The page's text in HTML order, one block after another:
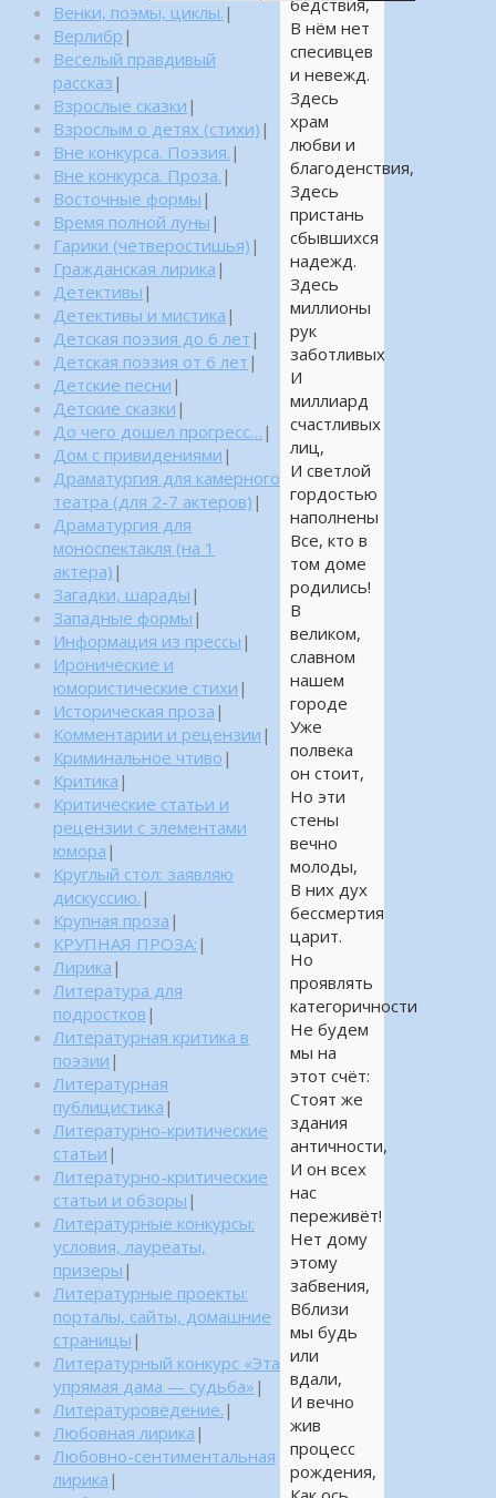
бедствия,
В нём нет
спесивцев
и невежд.
Здесь
храм
любви и
благоденствия,
Здесь
пристань
сбывшихся
надежд.
Здесь
миллионы
рук
заботливых
И
миллиард
счастливых
лиц,
И светлой
гордостью
наполнены
Все, кто в
том доме
родились!
В
великом,
славном
нашем
городе
Уже
полвека
он стоит,
Но эти
стены
вечно
молоды,
В них дух
бессмертия
царит.
Но
проявлять
категоричности
Не будем
мы на
этот счёт:
Стоят же
здания
античности,
И он всех
нас
переживёт!
Нет дому
этому
забвения,
Вблизи
мы будь
или
вдали,
И вечно
жив
процесс
рождения,
Венки, поэмы, циклы. |
Верлибр |
Веселый правдивый
рассказ |
Взрослые сказки |
Взрослым о детях (стихи) |
Вне конкурса. Поэзия. |
Вне конкурса. Проза. |
Восточные формы |
Время полной луны |
Гарики (четверостишья) |
Гражданская лирика |
Детективы |
Детективы и мистика |
Детская поэзия до 6 лет |
Детская поэзия от 6 лет |
Детские песни |
Детские сказки |
До чего дошел прогресс… |
Дом с привидениями |
Драматургия для камерного
театра (для 2-7 актеров) |
Драматургия для
моноспектакля (на 1
актера) |
Загадки, шарады |
Западные формы |
Информация из прессы |
Иронические и
юмористические стихи |
Историческая проза |
Комментарии и рецензии |
Криминальное чтиво |
Критика |
Критические статьи и
рецензии с элементами
юмора |
Круглый стол: заявляю
дискуссию. |
Крупная проза |
КРУПНАЯ ПРОЗА: |
Лирика |
Литература для
подростков |
Литературная критика в
поэзии |
Литературная
публицистика |
Литературно-критические
статьи |
Литературно-критические
статьи и обзоры |
Литературные конкурсы:
условия, лауреаты,
призеры |
Литературные проекты:
порталы, сайты, домашние
страницы |
Литературный конкурс «Эта
упрямая дама — судьба» |
Литературоведение. |
Любовная лирика |
Любовно-сентиментальная
лирика |